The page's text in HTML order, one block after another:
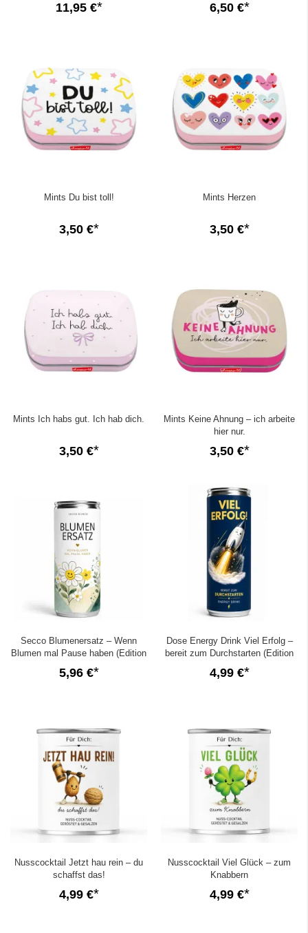
11,95 € 6,50 €
Mints Du bist toll!
3,50 €
Mints Herzen
3,50 €
Mints Ich habs gut. Ich hab dich.
3,50 €
Mints Keine Ahnung – ich arbeite
hier nur.
3,50 €
Secco Blumenersatz – Wenn
Blumen mal Pause haben (Edition
5,96 €
Dose Energy Drink Viel Erfolg –
bereit zum Durchstarten (Edition
4,99 €
Nusscocktail Jetzt hau rein – du
schaffst das!
4,99 €
Nusscocktail Viel Glück – zum
Knabbern
4,99 €